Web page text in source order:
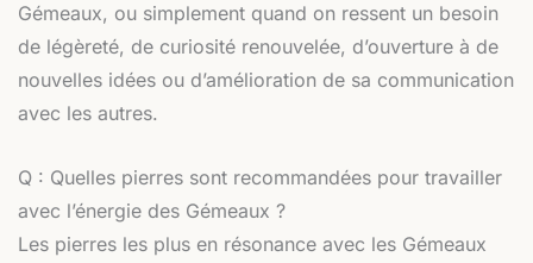
Gémeaux, ou simplement quand on ressent un besoin
de légèreté, de curiosité renouvelée, d’ouverture à de
nouvelles idées ou d’amélioration de sa communication
avec les autres.
Q : Quelles pierres sont recommandées pour travailler
avec l’énergie des Gémeaux ?
Les pierres les plus en résonance avec les Gémeaux